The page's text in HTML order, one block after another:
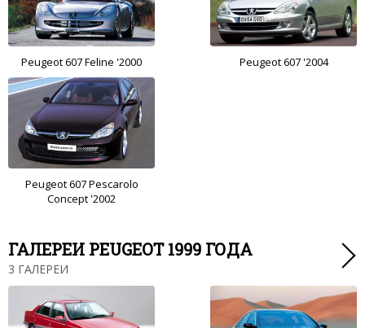
Peugeot 607 Feline '2000 Peugeot 607 '2004
Peugeot 607 Pescarolo
Concept '2002
ГАЛЕРЕИ PEUGEOT 1999 ГОДА
3 ГАЛЕРЕИ